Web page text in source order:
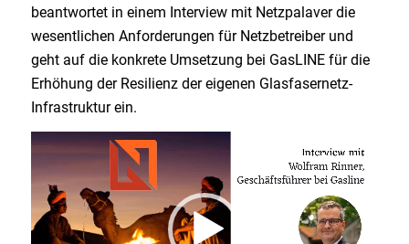
beantwortet in einem Interview mit Netzpalaver die
wesentlichen Anforderungen für Netzbetreiber und
geht auf die konkrete Umsetzung bei GasLINE für die
Erhöhung der Resilienz der eigenen Glasfasernetz-
Infrastruktur ein.